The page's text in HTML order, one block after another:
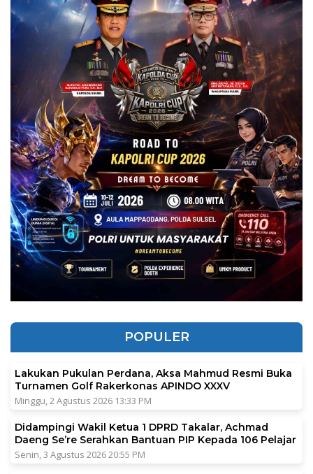
POPULER
Lakukan Pukulan Perdana, Aksa Mahmud Resmi Buka
Turnamen Golf Rakerkonas APINDO XXXV
Minggu, 2 Agustus 2026 13:33 PM
Didampingi Wakil Ketua 1 DPRD Takalar, Achmad
Daeng Se’re Serahkan Bantuan PIP Kepada 106 Pelajar
Senin, 3 Agustus 2026 20:55 PM